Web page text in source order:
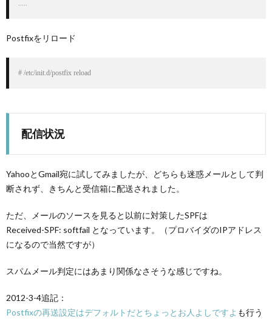
Postfixをリロード
# /etc/init.d/postfix reload
配信状況
YahooとGmail宛に試してみましたが、どちらも迷惑メールとして判
断されず、きちんと受信箱に配送されました。
ただ、メールのソースを見ると以前に対策したSPFは
Received-SPF: softfail となっています。（プロバイダのIPアドレス
になるので当然ですが）
スパムメール判定にはあまり関係なさそうな感じですね。
2012-3-4追記：
Postfixの再送設定はデフォルトだとちょっとお人よしですよ も行う